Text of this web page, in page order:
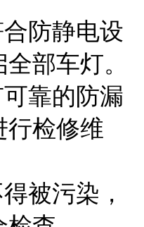
防静电设
部车灯。
靠的防漏
行检修维
被污染，